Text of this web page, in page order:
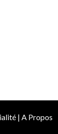
| A Propos